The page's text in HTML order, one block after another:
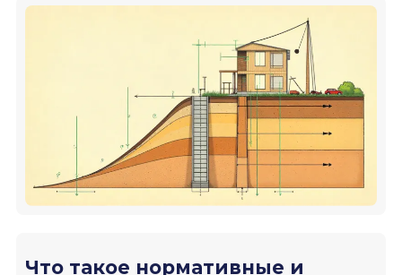
Что такое нормативные и